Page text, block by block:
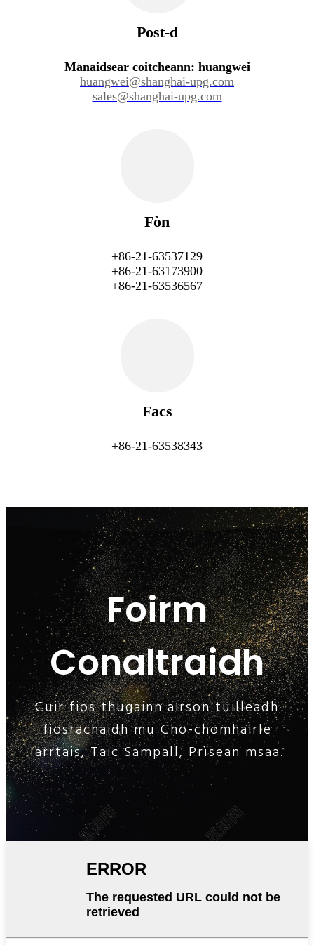
Post-d
Manaidsear coitcheann: huangwei
huangwei@shanghai-upg.com
sales@shanghai-upg.com
Fòn
+86-21-63537129
+86-21-63173900
+86-21-63536567
Facs
+86-21-63538343
Foirm
Conaltraidh
Cuir fios thugainn airson tuilleadh
fiosrachaidh mu Cho-chomhairle
Iarrtais, Taic Sampall, Prìsean msaa.